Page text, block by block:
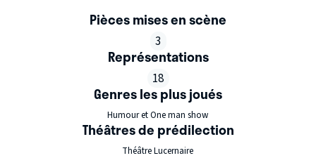
Pièces mises en scène
3
Représentations
18
Genres les plus joués
Humour et One man show
Théâtres de prédilection
Théâtre Lucernaire